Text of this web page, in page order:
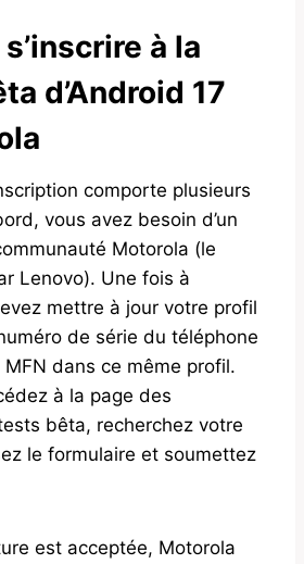
à la
d’Android 17
comporte plusieurs
vous avez besoin d’un
Motorola (le
Lenovo). Une fois à
mettre à jour votre profil
de série du téléphone
MFN dans ce même profil.
à la page des
bêta, recherchez votre
le formulaire et soumettez
est acceptée, Motorola